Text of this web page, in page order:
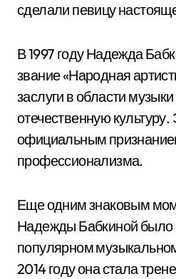
сделали певицу
В 1997 году Надежда
звание «Народная
заслуги в области
отечественную
официальным
профессионализма.
Еще одним знаковым
Надежды Бабкиной было
популярном
2014 году она стала